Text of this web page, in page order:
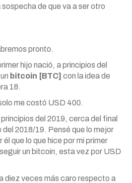
de que va a ser otro
pronto.
hijo nació, a principios del
bitcoin [BTC] con la idea de
18.
me costó USD 400.
del 2019, cerca del final
2018/19. Pensé que lo mejor
él que lo que hice por mi primer
un bitcoin, esta vez por USD
diez veces más caro respecto a